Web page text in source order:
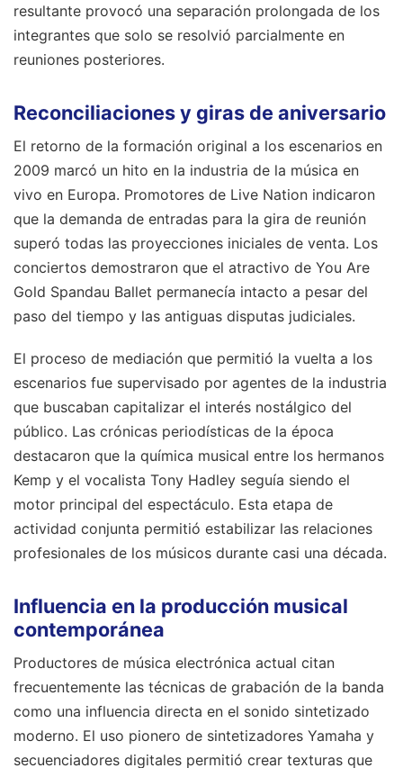
resultante provocó una separación prolongada de los
integrantes que solo se resolvió parcialmente en
reuniones posteriores.
Reconciliaciones y giras de aniversario
El retorno de la formación original a los escenarios en
2009 marcó un hito en la industria de la música en
vivo en Europa. Promotores de Live Nation indicaron
que la demanda de entradas para la gira de reunión
superó todas las proyecciones iniciales de venta. Los
conciertos demostraron que el atractivo de You Are
Gold Spandau Ballet permanecía intacto a pesar del
paso del tiempo y las antiguas disputas judiciales.
El proceso de mediación que permitió la vuelta a los
escenarios fue supervisado por agentes de la industria
que buscaban capitalizar el interés nostálgico del
público. Las crónicas periodísticas de la época
destacaron que la química musical entre los hermanos
Kemp y el vocalista Tony Hadley seguía siendo el
motor principal del espectáculo. Esta etapa de
actividad conjunta permitió estabilizar las relaciones
profesionales de los músicos durante casi una década.
Influencia en la producción musical
contemporánea
Productores de música electrónica actual citan
frecuentemente las técnicas de grabación de la banda
como una influencia directa en el sonido sintetizado
moderno. El uso pionero de sintetizadores Yamaha y
secuenciadores digitales permitió crear texturas que